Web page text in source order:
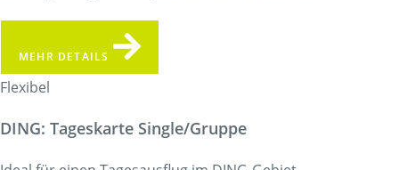
MEHR DETAILS
Flexibel
DING: Tageskarte Single/Gruppe